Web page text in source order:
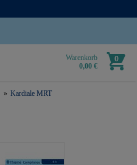
Warenkorb
0,00 €
0
Kardiale MRT